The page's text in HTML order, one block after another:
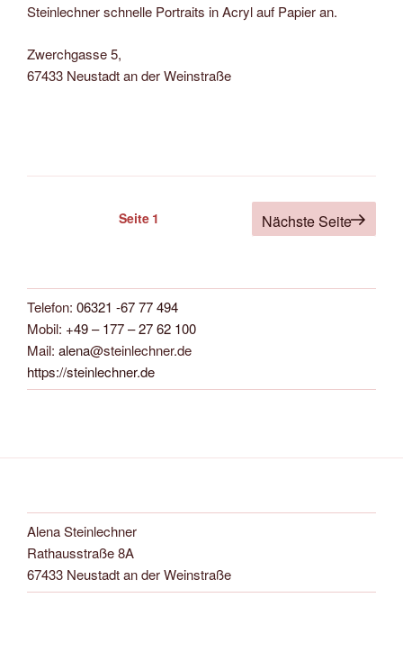
Steinlechner schnelle Portraits in Acryl auf Papier an.
Zwerchgasse 5,
67433 Neustadt an der Weinstraße
Seitennummerierung
Seite 1 Nächste Seite
Telefon: 06321 -67 77 494
Mobil: +49 – 177 – 27 62 100
Mail: alena@steinlechner.de
https://steinlechner.de
Alena Steinlechner
Rathausstraße 8A
67433 Neustadt an der Weinstraße